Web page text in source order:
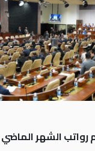
رواتب الشهر الماضي